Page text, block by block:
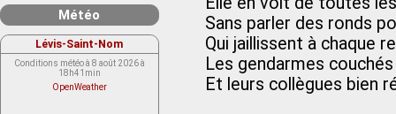
Sans parler des ronds
Qui jaillissent à chaque
Les gendarmes couchés
Et leurs collègues bien
Météo
Lévis-Saint-Nom
Conditions météo à 8 août 2026 à
18h41min
OpenWeather